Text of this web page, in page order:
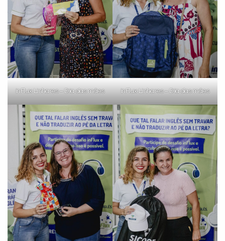
inFlux Linhares – Dia das mães inFlux Linhares – Dia das mães